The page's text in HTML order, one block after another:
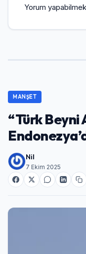
Yorum
MANŞET
“Türk Beyni
Nil
7 Ekim 2025